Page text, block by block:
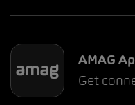
AMAG
Get